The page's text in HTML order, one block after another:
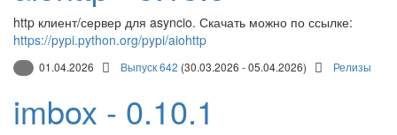
http клиент/сервер для asyncio. Скачать можно по ссылке:
https://pypi.python.org/pypi/aiohttp
01.04.2026 Выпуск 642 (30.03.2026 - 05.04.2026) Релизы
imbox - 0.10.1